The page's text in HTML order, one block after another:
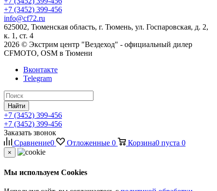
+7 (3452) 399-456
info@cf72.ru
625002, Тюменская область, г. Тюмень, ул. Госпаровская, д. 2,
к. 1, ст. 4
2026 © Экстрим центр "Вездеход" - официальный дилер
CFMOTO, OSM в Тюмени
Вконтакте
Telegram
Найти
+7 (3452) 399-456
+7 (3452) 399-456
Заказать звонок
Сравнение0 Отложенные 0 Корзина0 пуста 0
×
Мы используем Cookies